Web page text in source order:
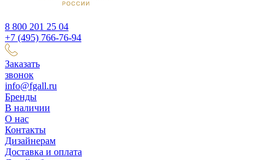
8 800 201 25 04
+7 (495) 766-76-94
Заказать
звонок
info@fgall.ru
Бренды
В наличии
О нас
Контакты
Дизайнерам
Доставка и оплата